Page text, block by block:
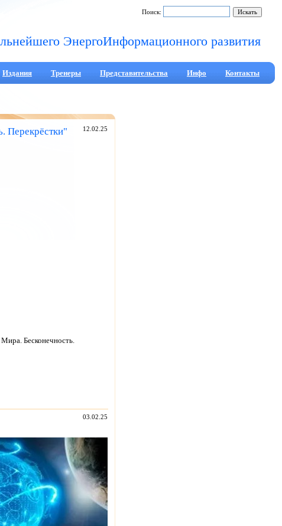
Поиск:
ЭнергоИнформационного развития
Контакты
Инфо
Представительства
Тренеры
Издания
Перекрёстки"
12.02.25
Бесконечность.
03.02.25